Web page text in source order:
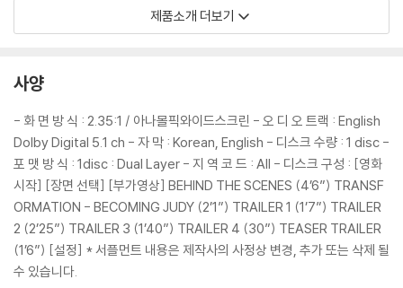
2) 스틸북 케이스 제작 과정에서 기포 혹은 경미한 인쇄 오류가 발생할 수
있습니다.
름 손상에 의한 교환/반품은 불가합니다.
4) 본품 보호를 위해 노란색의 카톤 박스로 재포장한 경우, 카톤박스 손상
에 의한 교환/반품은 불가합니다.
5) 아웃케이스/구성품/포장 상태 불량에 의한 교환/반품 신청시 불량 확
인을 위해 개봉 시의 동영상을 요청할 수 있으며, 동영상이 없는 경우 교
환/반품이 제한될 수 있습니다.
※ 디스크 재생 불량
1) 기기 문제로 인해 발생하는 재생 불량 현상에 대해서는 반품/교환이 불
가하니 최신 소프트웨어로 업데이트된 DVD/BD 전용 기기에서 재생하실
제품소개 더보기
사양
- 화 면 방 식 : 2.35:1 / 아나몰픽와이드스크린 - 오 디 오 트랙 : English
Dolby Digital 5.1 ch - 자 막 : Korean, English - 디스크 수량 : 1 disc -
포 맷 방 식 : 1disc : Dual Layer - 지 역 코 드 : All - 디스크 구성 : [영화
시작] [장면 선택] [부가영상] BEHIND THE SCENES (4’6”) TRANSF
ORMATION - BECOMING JUDY (2’1”) TRAILER 1 (1’7”) TRAILER
2 (2’25”) TRAILER 3 (1’40”) TRAILER 4 (30”) TEASER TRAILER
(1’6”) [설정] * 서플먼트 내용은 제작사의 사정상 변경, 추가 또는 삭제 될
수 있습니다.